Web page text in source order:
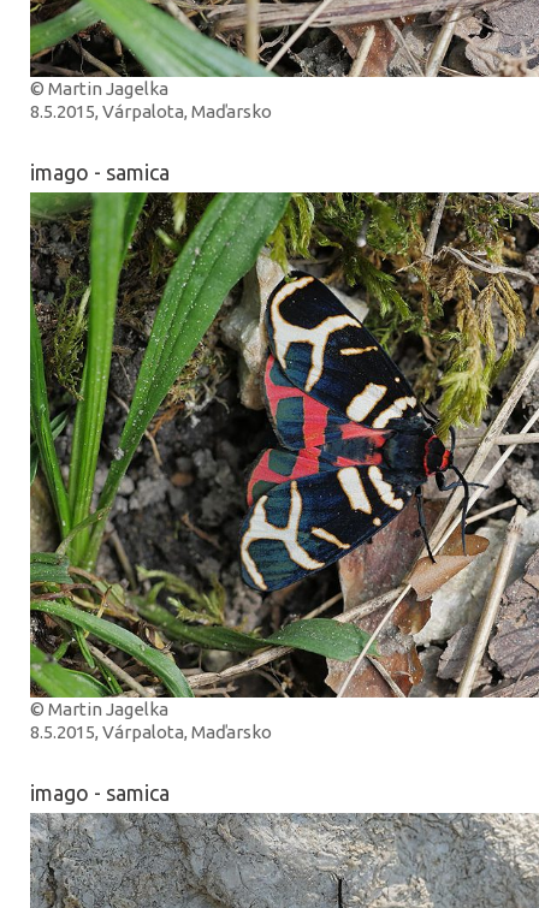
© Martin Jagelka
8.5.2015, Várpalota, Maďarsko
imago - samica
© Martin Jagelka
8.5.2015, Várpalota, Maďarsko
imago - samica